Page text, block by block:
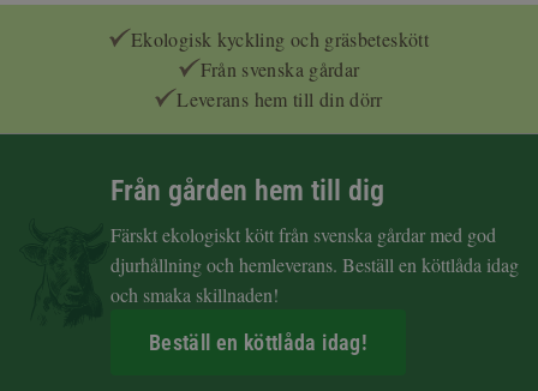
Ekologisk kyckling och gräsbeteskött
Från svenska gårdar
Leverans hem till din dörr
Från gården hem till dig
Färskt ekologiskt kött från svenska gårdar med god
djurhållning och hemleverans. Beställ en köttlåda idag
och smaka skillnaden!
Beställ en köttlåda idag!